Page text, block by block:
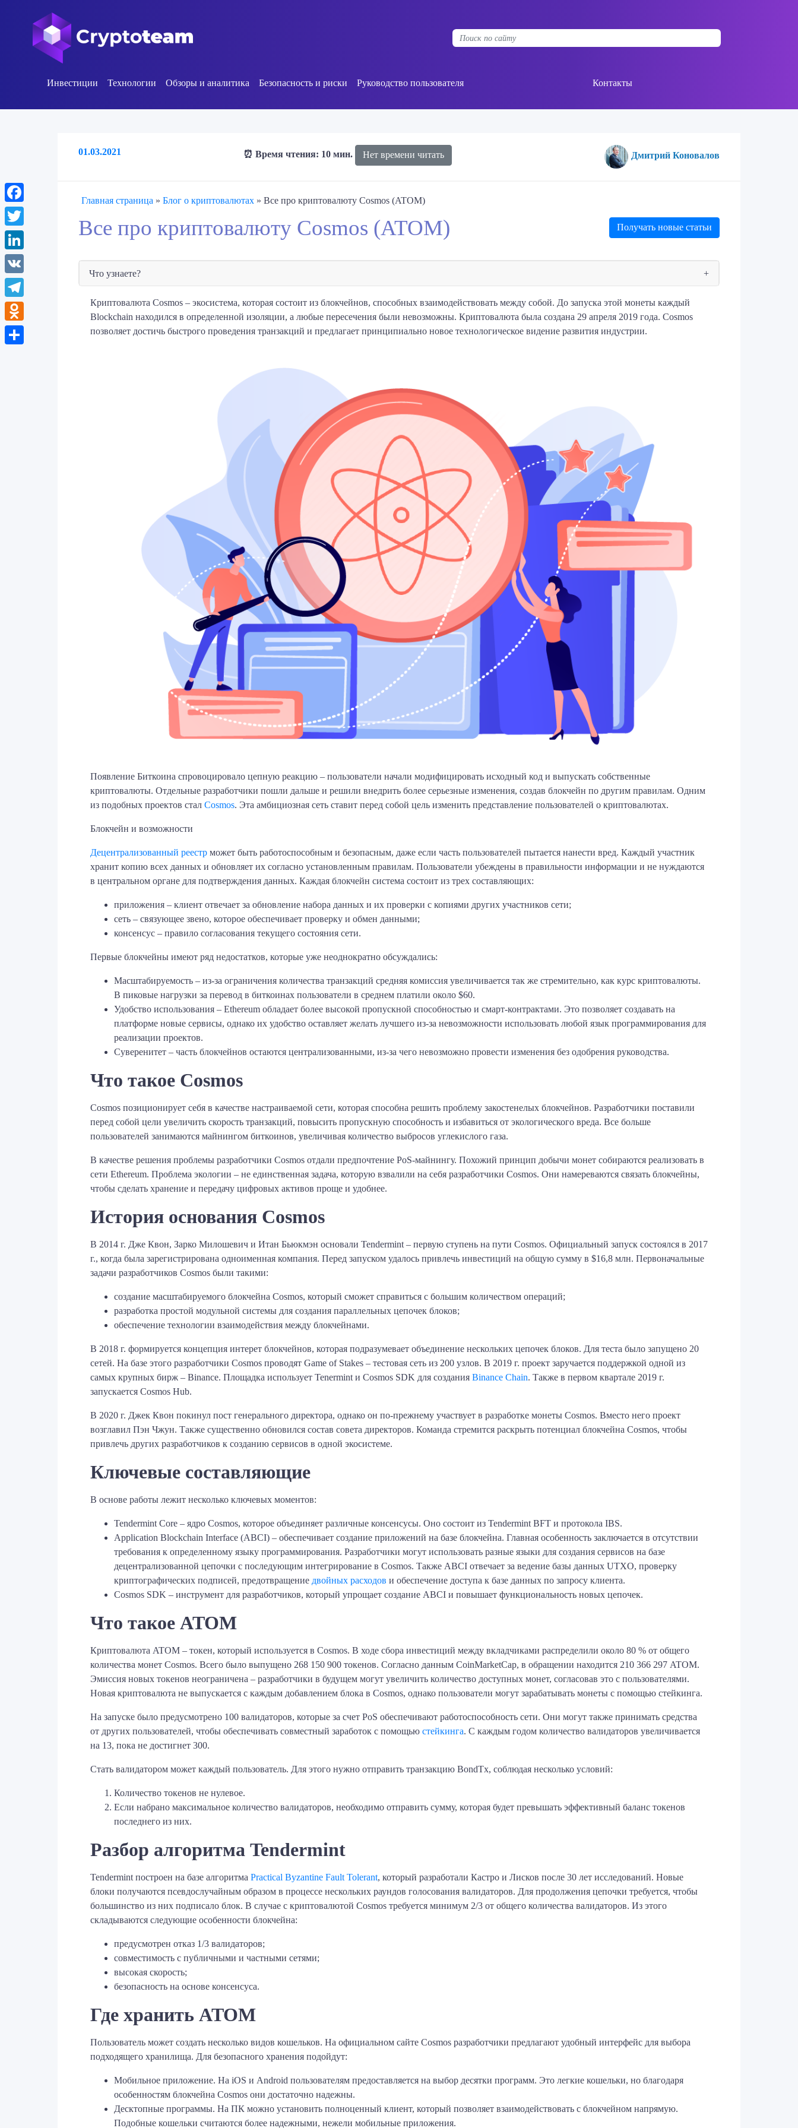
Инвестиции Технологии Обзоры и аналитика Безопасность и риски Руководство пользователя Контакты
01.03.2021 ⏰ Время чтения: 10 мин. Нет времени читать Дмитрий Коновалов
Главная страница » Блог о криптовалютах » Все про криптовалюту Cosmos (ATOM)
Все про криптовалюту Cosmos (ATOM) Получать новые статьи
Что узнаете?
Криптовалюта Cosmos – экосистема, которая состоит из блокчейнов, способных взаимодействовать между собой. До запуска этой монеты каждый
Blockchain находился в определенной изоляции, а любые пересечения были невозможны. Криптовалюта была создана 29 апреля 2019 года. Cosmos
позволяет достичь быстрого проведения транзакций и предлагает принципиально новое технологическое видение развития индустрии.
Появление Биткоина спровоцировало цепную реакцию – пользователи начали модифицировать исходный код и выпускать собственные
криптовалюты. Отдельные разработчики пошли дальше и решили внедрить более серьезные изменения, создав блокчейн по другим правилам. Одним
из подобных проектов стал Cosmos. Эта амбициозная сеть ставит перед собой цель изменить представление пользователей о криптовалютах.
Блокчейн и возможности
Децентрализованный реестр может быть работоспособным и безопасным, даже если часть пользователей пытается нанести вред. Каждый участник
хранит копию всех данных и обновляет их согласно установленным правилам. Пользователи убеждены в правильности информации и не нуждаются
в центральном органе для подтверждения данных. Каждая блокчейн система состоит из трех составляющих:
приложения – клиент отвечает за обновление набора данных и их проверки с копиями других участников сети;
сеть – связующее звено, которое обеспечивает проверку и обмен данными;
консенсус – правило согласования текущего состояния сети.
Первые блокчейны имеют ряд недостатков, которые уже неоднократно обсуждались:
Масштабируемость – из-за ограничения количества транзакций средняя комиссия увеличивается так же стремительно, как курс криптовалюты.
В пиковые нагрузки за перевод в биткоинах пользователи в среднем платили около $60.
Удобство использования – Ethereum обладает более высокой пропускной способностью и смарт-контрактами. Это позволяет создавать на
платформе новые сервисы, однако их удобство оставляет желать лучшего из-за невозможности использовать любой язык программирования для
реализации проектов.
Суверенитет – часть блокчейнов остаются централизованными, из-за чего невозможно провести изменения без одобрения руководства.
Что такое Cosmos
Cosmos позиционирует себя в качестве настраиваемой сети, которая способна решить проблему закостенелых блокчейнов. Разработчики поставили
перед собой цели увеличить скорость транзакций, повысить пропускную способность и избавиться от экологического вреда. Все больше
пользователей занимаются майнингом биткоинов, увеличивая количество выбросов углекислого газа.
В качестве решения проблемы разработчики Cosmos отдали предпочтение PoS-майнингу. Похожий принцип добычи монет собираются реализовать в
сети Ethereum. Проблема экологии – не единственная задача, которую взвалили на себя разработчики Cosmos. Они намереваются связать блокчейны,
чтобы сделать хранение и передачу цифровых активов проще и удобнее.
История основания Cosmos
В 2014 г. Дже Квон, Зарко Милошевич и Итан Бьюкмэн основали Tendermint – первую ступень на пути Cosmos. Официальный запуск состоялся в 2017
г., когда была зарегистрирована одноименная компания. Перед запуском удалось привлечь инвестиций на общую сумму в $16,8 млн. Первоначальные
задачи разработчиков Cosmos были такими:
создание масштабируемого блокчейна Cosmos, который сможет справиться с большим количеством операций;
разработка простой модульной системы для создания параллельных цепочек блоков;
обеспечение технологии взаимодействия между блокчейнами.
В 2018 г. формируется концепция интерет блокчейнов, которая подразумевает объединение нескольких цепочек блоков. Для теста было запущено 20
сетей. На базе этого разработчики Cosmos проводят Game of Stakes – тестовая сеть из 200 узлов. В 2019 г. проект заручается поддержкой одной из
самых крупных бирж – Binance. Площадка использует Tenermint и Cosmos SDK для создания Binance Chain. Также в первом квартале 2019 г.
запускается Cosmos Hub.
В 2020 г. Джек Квон покинул пост генерального директора, однако он по-прежнему участвует в разработке монеты Cosmos. Вместо него проект
возглавил Пэн Чжун. Также существенно обновился состав совета директоров. Команда стремится раскрыть потенциал блокчейна Cosmos, чтобы
привлечь других разработчиков к созданию сервисов в одной экосистеме.
Ключевые составляющие
В основе работы лежит несколько ключевых моментов:
Tendermint Core – ядро Cosmos, которое объединяет различные консенсусы. Оно состоит из Tendermint BFT и протокола IBS.
Application Blockchain Interface (ABCI) – обеспечивает создание приложений на базе блокчейна. Главная особенность заключается в отсутствии
требования к определенному языку программирования. Разработчики могут использовать разные языки для создания сервисов на базе
децентрализованной цепочки с последующим интегрирование в Cosmos. Также ABCI отвечает за ведение базы данных UTXO, проверку
криптографических подписей, предотвращение двойных расходов и обеспечение доступа к базе данных по запросу клиента.
Cosmos SDK – инструмент для разработчиков, который упрощает создание ABCI и повышает функциональность новых цепочек.
Что такое ATOM
Криптовалюта ATOM – токен, который используется в Cosmos. В ходе сбора инвестиций между вкладчиками распределили около 80 % от общего
количества монет Cosmos. Всего было выпущено 268 150 900 токенов. Согласно данным CoinMarketCap, в обращении находится 210 366 297 ATOM.
Эмиссия новых токенов неограничена – разработчики в будущем могут увеличить количество доступных монет, согласовав это с пользователями.
Новая криптовалюта не выпускается с каждым добавлением блока в Cosmos, однако пользователи могут зарабатывать монеты с помощью стейкинга.
На запуске было предусмотрено 100 валидаторов, которые за счет PoS обеспечивают работоспособность сети. Они могут также принимать средства
от других пользователей, чтобы обеспечивать совместный заработок с помощью стейкинга. С каждым годом количество валидаторов увеличивается
на 13, пока не достигнет 300.
Стать валидатором может каждый пользователь. Для этого нужно отправить транзакцию BondTx, соблюдая несколько условий:
Количество токенов не нулевое.
Если набрано максимальное количество валидаторов, необходимо отправить сумму, которая будет превышать эффективный баланс токенов
последнего из них.
Разбор алгоритма Tendermint
Tendermint построен на базе алгоритма Practical Byzantine Fault Tolerant, который разработали Кастро и Лисков после 30 лет исследований. Новые
блоки получаются псевдослучайным образом в процессе нескольких раундов голосования валидаторов. Для продолжения цепочки требуется, чтобы
большинство из них подписало блок. В случае с криптовалютой Cosmos требуется минимум 2/3 от общего количества валидаторов. Из этого
складываются следующие особенности блокчейна:
предусмотрен отказ 1/3 валидаторов;
совместимость с публичными и частными сетями;
высокая скорость;
безопасность на основе консенсуса.
Где хранить ATOM
Пользователь может создать несколько видов кошельков. На официальном сайте Cosmos разработчики предлагают удобный интерфейс для выбора
подходящего хранилища. Для безопасного хранения подойдут:
Мобильное приложение. На iOS и Android пользователям предоставляется на выбор десятки программ. Это легкие кошельки, но благодаря
особенностям блокчейна Cosmos они достаточно надежны.
Десктопные программы. На ПК можно установить полноценный клиент, который позволяет взаимодействовать с блокчейном напрямую.
Подобные кошельки считаются более надежными, нежели мобильные приложения.
Facebook
Twitter
LinkedIn
VK
Telegram
Odnoklassniki